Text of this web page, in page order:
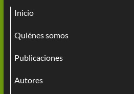
Inicio
Quiénes somos
Publicaciones
Autores